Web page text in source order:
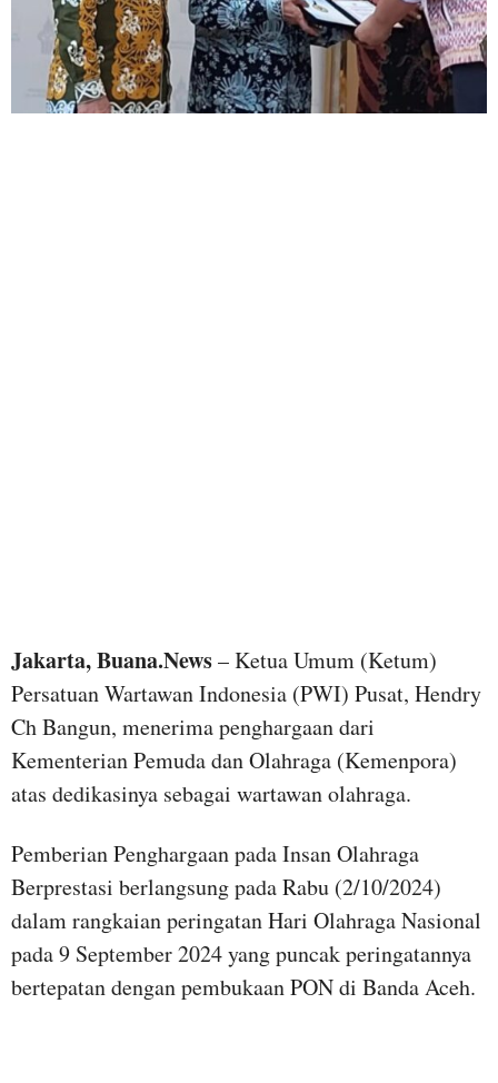
Jakarta, Buana.News– Ketua Umum (Ketum)
Persatuan Wartawan Indonesia (PWI) Pusat, Hendry
Ch Bangun, menerima penghargaan dari
Kementerian Pemuda dan Olahraga (Kemenpora)
atas dedikasinya sebagai wartawan olahraga.
Pemberian Penghargaan pada Insan Olahraga
Berprestasi berlangsung pada Rabu (2/10/2024)
dalam rangkaian peringatan Hari Olahraga Nasional
pada 9 September 2024 yang puncak peringatannya
bertepatan dengan pembukaan PON di Banda Aceh.